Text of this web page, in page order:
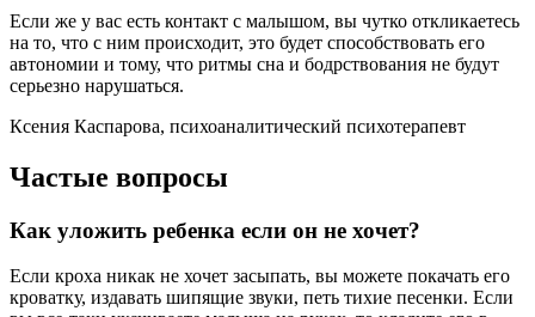
Если же у вас есть контакт с малышом, вы чутко откликаетесь
на то, что с ним происходит, это будет способствовать его
автономии и тому, что ритмы сна и бодрствования не будут
серьезно нарушаться.
Ксения Каспарова, психоаналитический психотерапевт
Частые вопросы
Как уложить ребенка если он не хочет?
Если кроха никак не хочет засыпать, вы можете покачать его
кроватку, издавать шипящие звуки, петь тихие песенки. Если